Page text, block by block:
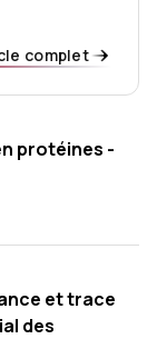
complet
protéines -
et trace
des